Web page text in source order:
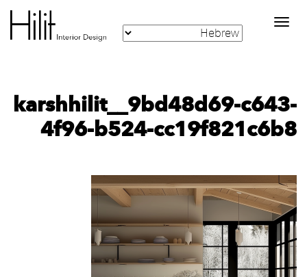
Toggle
navigation
karshhilit__9bd48d69-c643-
4f96-b524-cc19f821c6b8